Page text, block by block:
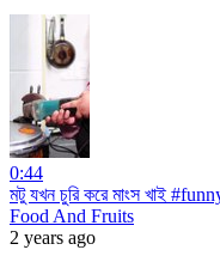
0:44
মটু যখন চুরি করে মাংস খাই
Food And Fruits
2 years ago